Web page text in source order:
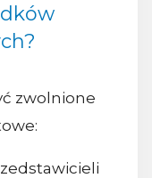
zwolnione